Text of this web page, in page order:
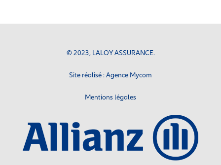
© 2023, LALOY ASSURANCE.
Site réalisé :Agence Mycom
Mentions légales